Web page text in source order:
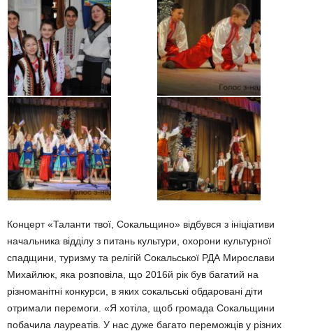
Концерт «Таланти твої, Сокальщино» відбувся з ініціативи
начальника відділу з питань культури, охорони культурної
спадщини, туризму та релігій Сокальської РДА Мирослави
Михайлюк, яка розповіла, що 2016й рік був багатий на
різноманітні конкурси, в яких сокальські обдаровані діти
отримали перемоги. «Я хотіла, щоб громада Сокальщини
побачила лауреатів. У нас дуже багато переможців у різних